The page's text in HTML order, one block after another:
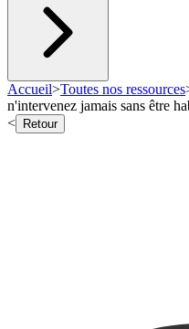
Accueil>Toutes nos ressources
n'intervenez jamais sans être
<
Retour